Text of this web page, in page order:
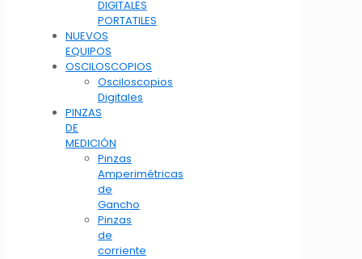
DIGITALES
PORTATILES
NUEVOS
EQUIPOS
OSCILOSCOPIOS
Osciloscopios
Digitales
PINZAS
DE
MEDICIÓN
Pinzas
Amperimétricas
de
Gancho
Pinzas
de
corriente